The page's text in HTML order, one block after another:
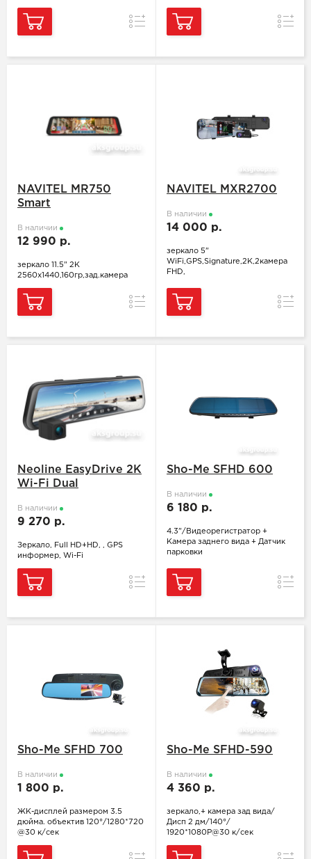
Сравнение
NAVITEL MR750
Smart
В наличии
12 990 р.
зеркало 11.5" 2K
2560x1440,160гр,зад.камера
Сравнение
NAVITEL MXR2700
В наличии
14 000 р.
зеркало 5"
WiFi,GPS,Signature,2K,2камера
FHD,
Neoline EasyDrive 2K
Wi-Fi Dual
В наличии
9 270 р.
Зеркало, Full HD+HD, , GPS
информер, Wi-Fi
Сравнение
Sho-Me SFHD 600
В наличии
6 180 р.
4.3"/Видеорегистратор +
Камера заднего вида + Датчик
парковки
Sho-Me SFHD 700
В наличии
1 800 р.
ЖК-дисплей размером 3.5
дюйма. объектив 120°/1280*720
@30 к/сек
Sho-Me SFHD-590
В наличии
4 360 р.
зеркало,+ камера зад вида/
Дисп 2 дм/140°/
1920*1080P@30 к/сек